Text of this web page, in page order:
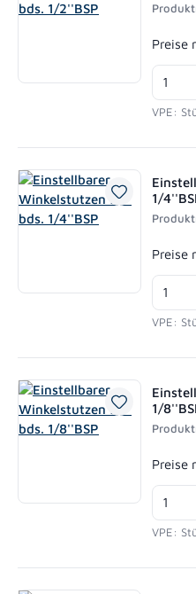
Preise
VPE:
1/
Preise
VPE:
1/
Preise
VPE: